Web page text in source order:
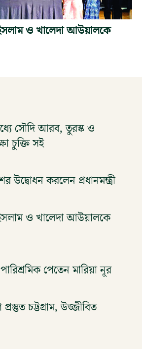
ও খালেদা আউয়ালকে
সৌদি আরব, তুরস্ক ও
চুক্তি সই
উদ্বোধন করলেন প্রধানমন্ত্রী
ও খালেদা আউয়ালকে
পেতেন মারিয়া নূর
প্রস্তুত চট্টগ্রাম, উজ্জীবিত